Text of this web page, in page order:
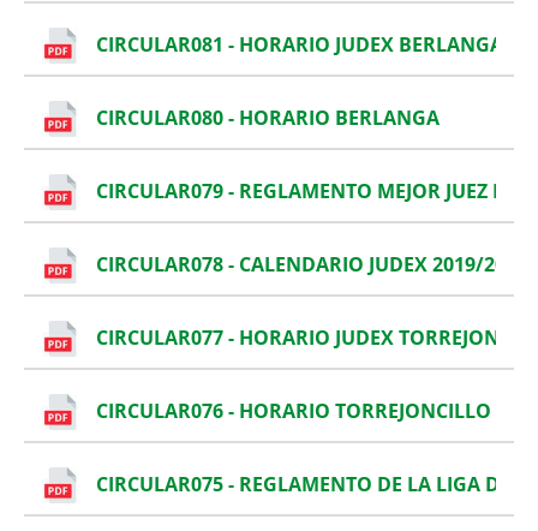
CIRCULAR081 - HORARIO JUDEX BERLANGA
CIRCULAR080 - HORARIO BERLANGA
CIRCULAR079 - REGLAMENTO MEJOR JUEZ DE
CIRCULAR078 - CALENDARIO JUDEX 2019/2020
CIRCULAR077 - HORARIO JUDEX
CIRCULAR076 - HORARIO TORREJONCILLO
CIRCULAR075 - REGLAMENTO DE LA LIGA DE